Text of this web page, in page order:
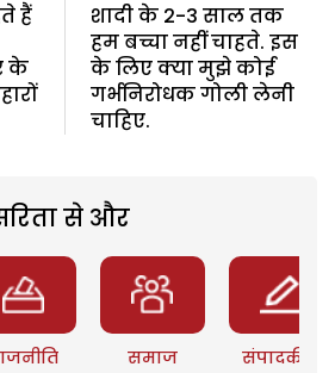
हैं
के
शादी के 2-3 साल तक
हम बच्चा नहीं चाहते. इस
के लिए क्या मुझे कोई
गर्भनिरोधक गोली लेनी
चाहिए.
से और
समाज संपादकीय